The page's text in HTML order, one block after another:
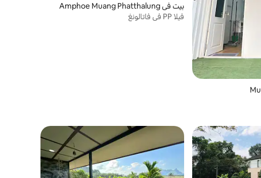
بيت في Amphoe Muang Phatthalung
فيلا PP في فاتالونغ